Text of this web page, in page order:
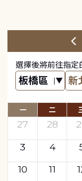
選擇後將前往指定
一 二
27 28
3
4
10
11